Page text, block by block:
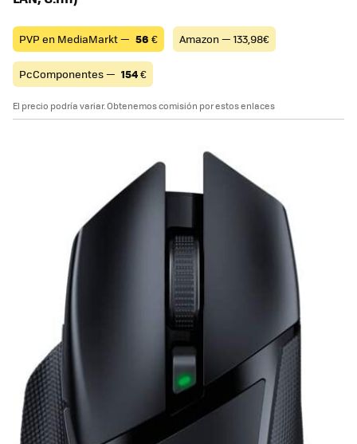
PVP en MediaMarkt — 56 € Amazon — 133,98€
PcComponentes — 154€
El precio podría variar. Obtenemos comisión por estos enlaces